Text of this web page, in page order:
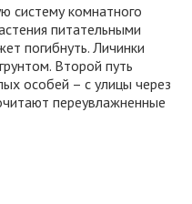
систему комнатного
питательными
погибнуть. Личинки
Второй путь
особей – с улицы через
переувлажненные